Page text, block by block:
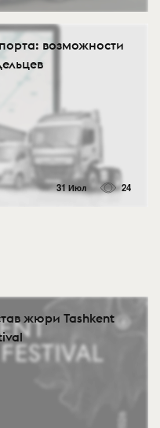
возможности
31 Июл 24
жюри Tashkent